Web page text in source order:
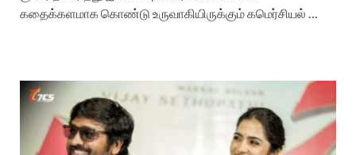
கதைக்களமாக கொண்டு உருவாகியிருக்கும் கமெர்சியல் …